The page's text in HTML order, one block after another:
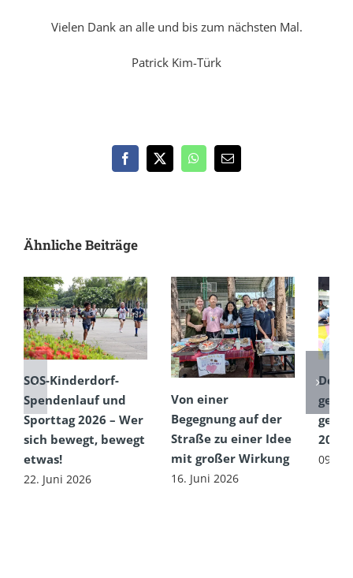
Vielen Dank an alle und bis zum nächsten Mal.
Patrick Kim-Türk
Facebook
X WhatsApp
E-
Ähnliche Beiträge
SOS-Kinderdorf-
Spendenlauf und
Sporttag 2026 – Wer
sich bewegt, bewegt
etwas!
22. Juni 2026
Von einer
Begegnung auf der
Straße zu einer Idee
mit großer Wirkung
16. Juni 2026
Dem
2026
09.